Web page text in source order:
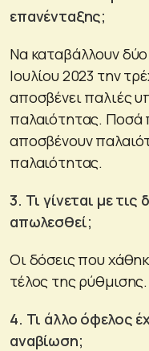
επανένταξης;
Να καταβάλλουν δύο
Ιουλίου 2023 την
αποσβένει παλιές
παλαιότητας. Ποσά
αποσβένουν
παλαιότητας.
3. Τι γίνεται με
απωλεσθεί;
Οι δόσεις που
τέλος της ρύθμισης.
4. Τι άλλο όφελος
αναβίωση;